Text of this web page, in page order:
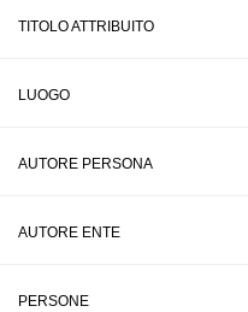
TITOLO ATTRIBUITO
LUOGO
AUTORE PERSONA
AUTORE ENTE
PERSONE